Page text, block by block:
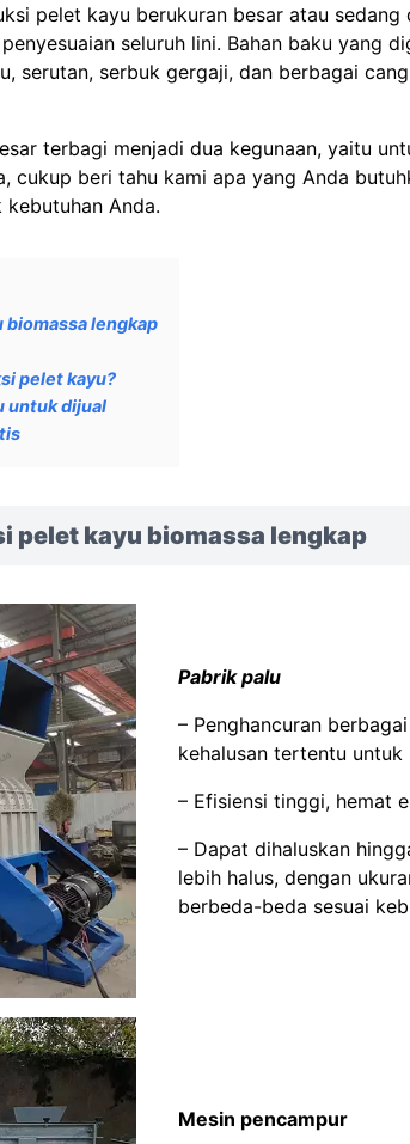
pelet kayu berukuran besar atau sedang
seluruh lini. Bahan baku yang
serutan, serbuk gergaji, dan berbagai
terbagi menjadi dua kegunaan, yaitu
cukup beri tahu kami apa yang Anda
Anda.
lengkap
pelet kayu?
untuk dijual
pelet kayu biomassa lengkap
Pabrik palu
– Penghancuran
kehalusan tertentu untuk
– Efisiensi tinggi, hemat
– Dapat dihaluskan
lebih halus, dengan
berbeda-beda sesuai
Mesin pencampur